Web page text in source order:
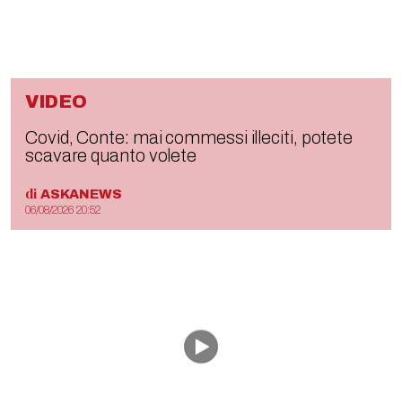
VIDEO
Covid, Conte: mai commessi illeciti, potete
scavare quanto volete
di ASKANEWS
06/08/2026 20:52